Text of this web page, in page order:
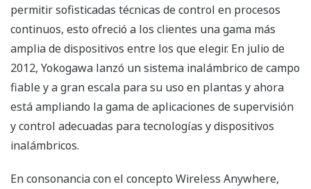
permitir sofisticadas técnicas de control en procesos
continuos, esto ofreció a los clientes una gama más
amplia de dispositivos entre los que elegir. En julio de
2012, Yokogawa lanzó un sistema inalámbrico de campo
fiable y a gran escala para su uso en plantas y ahora
está ampliando la gama de aplicaciones de supervisión
y control adecuadas para tecnologías y dispositivos
inalámbricos.
En consonancia con el concepto Wireless Anywhere,